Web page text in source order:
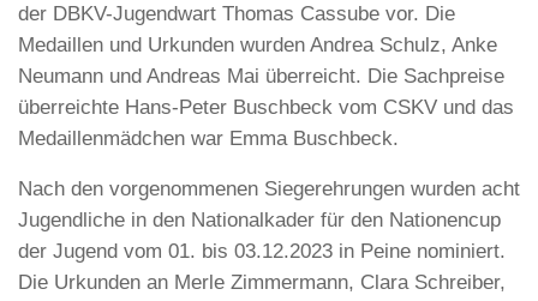
der DBKV-Jugendwart Thomas Cassube vor. Die
Medaillen und Urkunden wurden Andrea Schulz, Anke
Neumann und Andreas Mai überreicht. Die Sachpreise
überreichte Hans-Peter Buschbeck vom CSKV und das
Medaillenmädchen war Emma Buschbeck.
Nach den vorgenommenen Siegerehrungen wurden acht
Jugendliche in den Nationalkader für den Nationencup
der Jugend vom 01. bis 03.12.2023 in Peine nominiert.
Die Urkunden an Merle Zimmermann, Clara Schreiber,